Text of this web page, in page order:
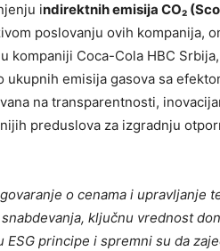
indirektnih emisija CO₂
poslovanju ovih kompanija,
kompaniji Coca-Cola HBC
emisija gasova sa
na transparentnosti,
preduslova za izgradnju
o cenama i upravljanje
ključnu vrednost
principe i spremni su da